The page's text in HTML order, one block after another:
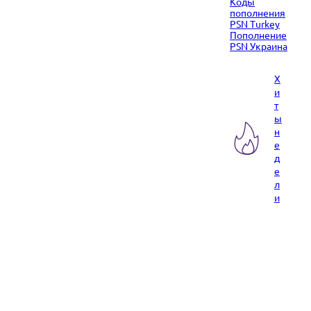
пополнения
PSN Turkey
Пополнение
PSN Украина
Х
и
т
ы
н
е
д
е
л
и